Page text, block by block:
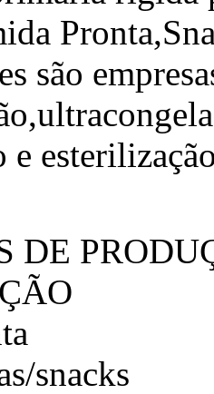
são
e
DE
snacks